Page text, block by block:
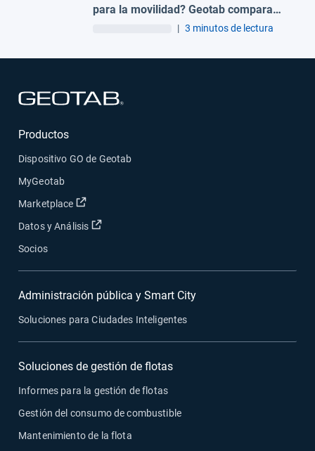
para la movilidad? Geotab compara
Ciudad de México, Guadalajara y
| 3 minutos de lectura
Productos
Dispositivo GO de Geotab
MyGeotab
Marketplace
Abrir en una nueva ventana
Datos y Análisis Abrir en una nueva ventana
Socios
Administración pública y Smart City
Soluciones para Ciudades Inteligentes
Soluciones de gestión de flotas
Informes para la gestión de flotas
Gestión del consumo de combustible
Mantenimiento de la flota